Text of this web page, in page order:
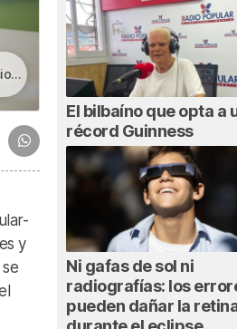
y
El bilbaíno que opta a
récord Guinness
Ni gafas de sol ni
radiografías: los
pueden dañar la